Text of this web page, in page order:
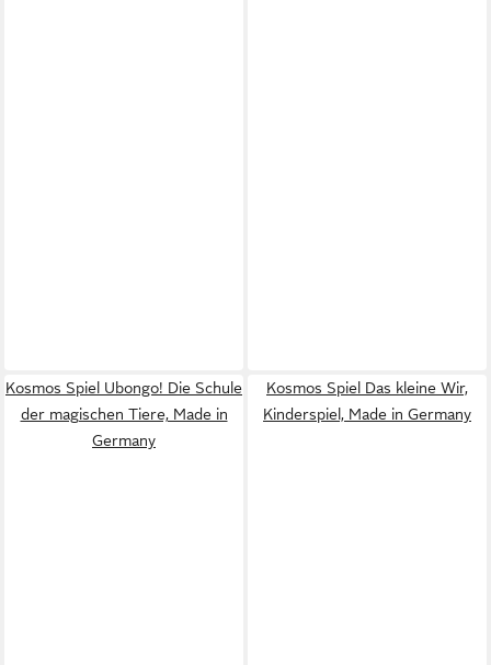
Kosmos Spiel Ubongo! Die Schule
der magischen Tiere, Made in
Germany
Kosmos Spiel Das kleine Wir,
Kinderspiel, Made in Germany